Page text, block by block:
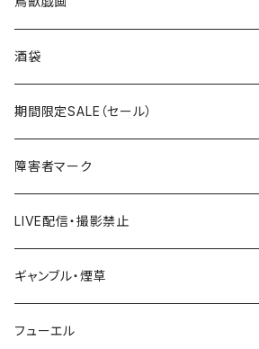
国道600～699号線
国道700～799号線
ROUTE600～699号線
ROUTE700～799号線
ROUTE 100～199号線
ROUTE 600～699号線
ROUTE 0～99号線
ROUTE 100～199号線
岩手県
宮城県
秋田県
Tシャツ
ステッカー
山形県
福島県
茨城県
酒袋
期間限定SALE（セール）
障害者マーク
LIVE配信・撮影禁止
LIVE配信禁止
撮影禁止
ギャンブル・煙草
ホテルキーホルダー
フューエル